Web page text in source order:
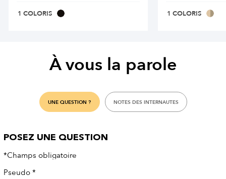
1 COLORIS 1 COLORIS
À vous la parole
UNE QUESTION ? NOTES DES INTERNAUTES
POSEZ UNE QUESTION
*Champs obligatoire
Pseudo *